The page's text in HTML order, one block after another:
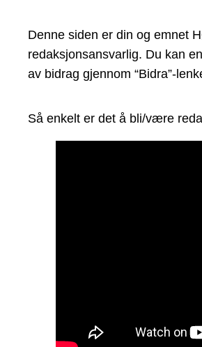
Denne siden er din og emnet
redaksjonsansvarlig. Du kan
av bidrag gjennom “Bidra”-
Så enkelt er det å bli/være